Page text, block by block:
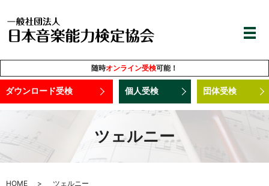
随時オンライン受検可能！
ダウンロード受検 個人受検 団体受検
ツェルニー
HOME ツェルニー